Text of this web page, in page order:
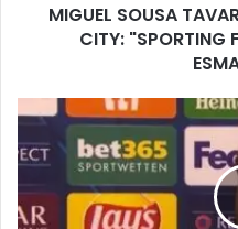
MIGUEL SOUSA
CITY: "SPORTING